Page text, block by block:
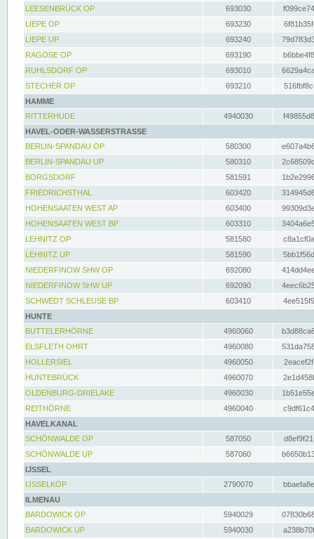
LEESENBRÜCK OP
693030
LIEPE OP
693230
LIEPE UP
693240
RAGÖSE OP
693190
RUHLSDORF OP
693010
STECHER OP
693210
HAMME
RITTERHUDE
4940030
HAVEL-ODER-WASSERSTRASSE
BERLIN-SPANDAU OP
580300
BERLIN-SPANDAU UP
580310
BORGSDORF
581591
FRIEDRICHSTHAL
603420
HOHENSAATEN WEST AP
603400
HOHENSAATEN WEST BP
603310
LEHNITZ OP
581580
LEHNITZ UP
581590
NIEDERFINOW SHW OP
692080
NIEDERFINOW SHW UP
692090
SCHWEDT SCHLEUSE BP
603410
HUNTE
BUTTELERHÖRNE
4960060
ELSFLETH OHRT
4960080
HOLLERSIEL
4960050
HUNTEBRÜCK
4960070
OLDENBURG-DRIELAKE
4960030
REITHÖRNE
4960040
HAVELKANAL
SCHÖNWALDE OP
587050
SCHÖNWALDE UP
587060
IJSSEL
IJSSELKOP
2790070
ILMENAU
BARDOWICK OP
5940029
BARDOWICK UP
5940030